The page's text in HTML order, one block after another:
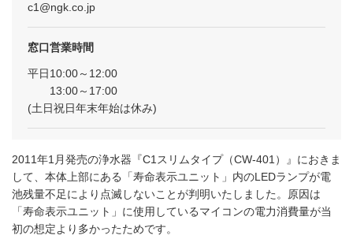
c1@ngk.co.jp
窓口営業時間
平日10:00～12:00
13:00～17:00
(土日祝日年末年始は休み)
2011年1月発売の浄水器『C1スリムタイプ（CW-401）』におきま
して、本体上部にある「寿命表示ユニット」内のLEDランプが電
池残量不足により点滅しないことが判明いたしました。原因は
「寿命表示ユニット」に使用しているマイコンの電力消費量が当
初の想定より多かったためです。